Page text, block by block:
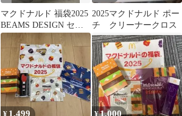
マクドナルド 福袋2025
BEAMS DESIGN セッ
ト
2025マクドナルド ポー
チ クリーナークロス
¥ 1,499 ¥1,000